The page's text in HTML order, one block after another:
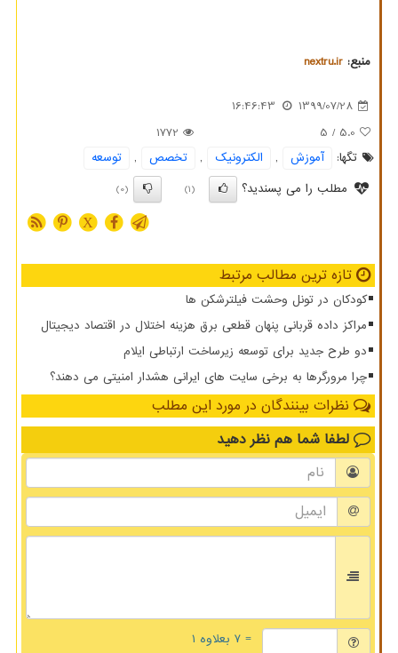
منبع: nextru.ir
1399/07/28
16:46:43
5.0
/ 5
1772
تگها:
آموزش , الكترونیك , تخصص ,
توسعه
مطلب را می پسندید؟
(1)
(0)
X
تازه ترین مطالب مرتبط
کودکان در تونل وحشت فیلترشکن ها
مراکز داده قربانی پنهان قطعی برق هزینه اختلال در اقتصاد دیجیتال
دو طرح جدید برای توسعه زیرساخت ارتباطی ایلام
چرا مرورگرها به برخی سایت های ایرانی هشدار امنیتی می دهند؟
نظرات بینندگان در مورد این مطلب
لطفا شما هم نظر دهید
= ۷ بعلاوه ۱